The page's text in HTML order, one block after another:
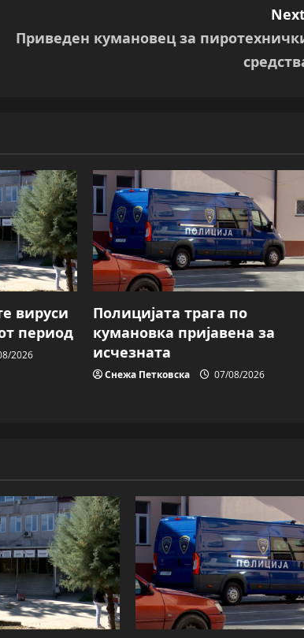
Приведен кумановец за
вируси
период
2026
Полицијата трага пo
кумановка пријавена за
исчезната
Снежа Петковска 07/08/2026